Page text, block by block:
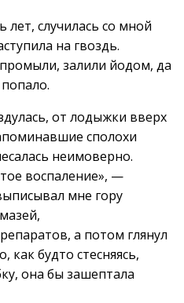
случилась со мной
на гвоздь.
залили йодом, да
от лодыжки вверх
сполохи
неимоверно.
воспаление», —
мне гору
а потом глянул
как будто стесняясь,
она бы зашептала